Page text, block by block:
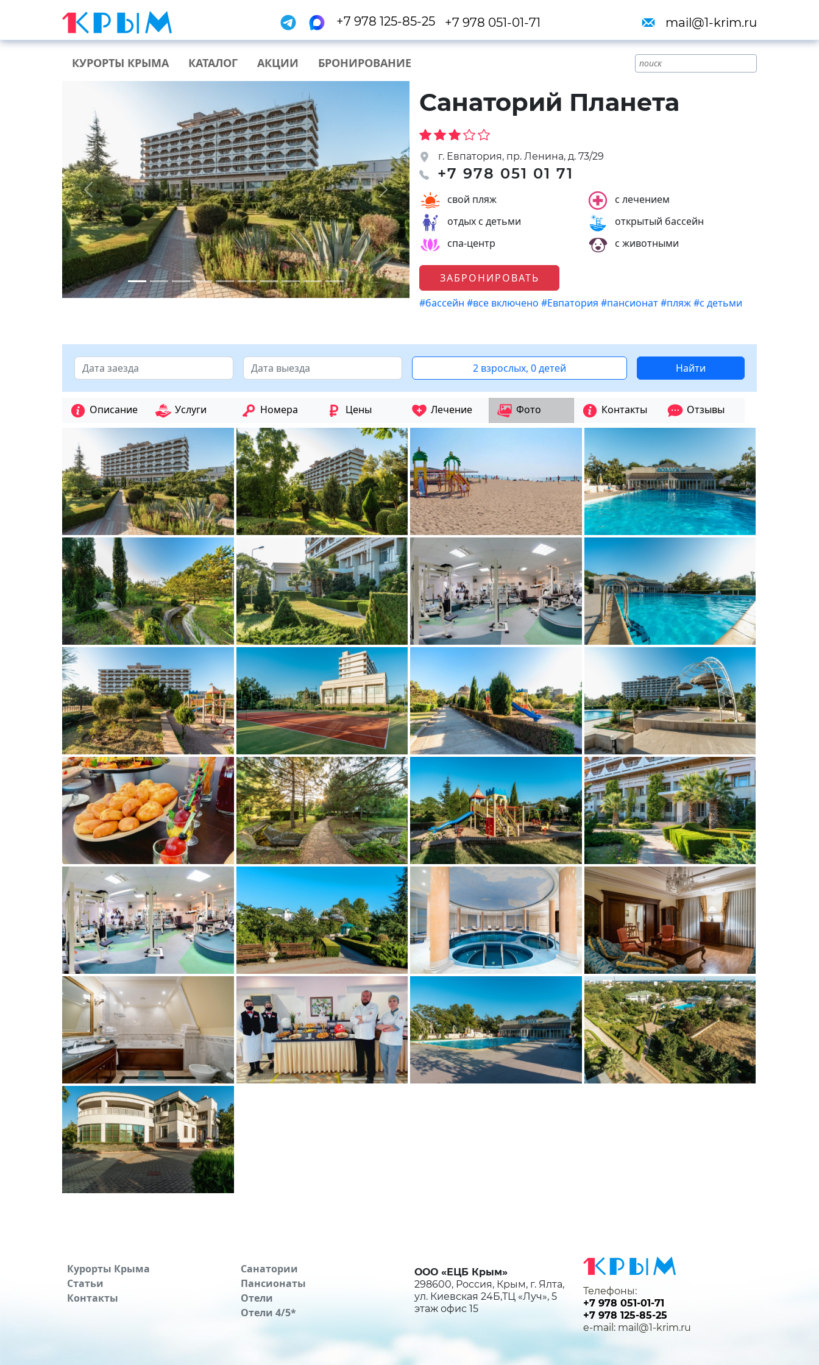
+7 978 125-85-25 +7 978 051-01-71 mail@1-krim.ru
КУРОРТЫ КРЫМА КАТАЛОГ АКЦИИ БРОНИРОВАНИЕ
Previous Next
Санаторий Планета
г. Евпатория, пр. Ленина, д. 73/29
+7 978 051 01 71
свой пляж
с лечением
отдых с детьми
открытый бассейн
спа-центр
с животными
ЗАБРОНИРОВАТЬ
#бассейн #все включено #Евпатория #пансионат#пляж#с детьми
2 взрослых, 0 детей Найти
Описание Услуги Номера Цены Лечение Фото Контакты Отзывы
Курорты Крыма
Статьи
Контакты
Санатории
Пансионаты
Отели
Отели 4/5*
ООО «ЕЦБ Крым»
298600, Россия, Крым, г. Ялта,
ул. Киевская 24Б,ТЦ «Луч», 5
этаж офис 15
Телефоны:
+7 978 051-01-71
+7 978 125-85-25
e-mail: mail@1-krim.ru